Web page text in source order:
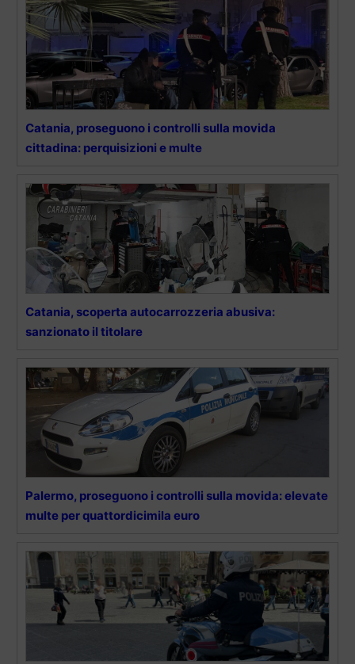
Catania, proseguono i controlli sulla movida
cittadina: perquisizioni e multe
Catania, scoperta autocarrozzeria abusiva:
sanzionato il titolare
Palermo, proseguono i controlli sulla movida: elevate
multe per quattordicimila euro